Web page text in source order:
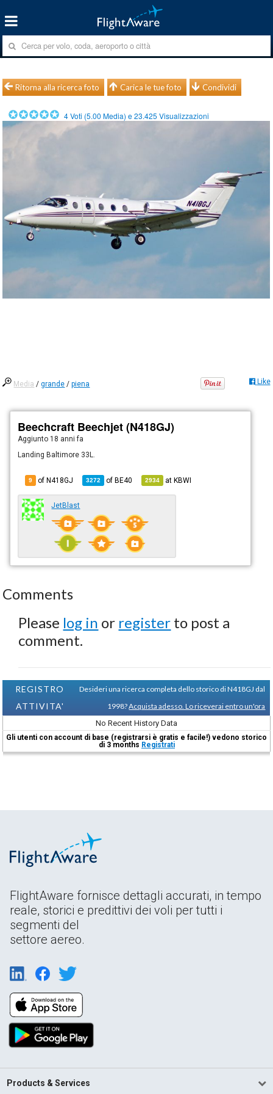
Ritorna alla ricerca foto Carica le tue foto Condividi
4Voti (5.00 Media) e23.425 Visualizzazioni
Media /grande /piena Like
Beechcraft Beechjet (N418GJ)
Aggiunto 18 anni fa
Landing Baltimore 33L.
9 of N418GJ 3272 ofBE40 2934 atKBWI
JetBlast
Comments
Please log in or register to post a
comment.
REGISTRO
ATTIVITA'
Desideri una ricerca completa dello storico di N418GJ dal
1998?Acquista adesso. Lo riceverai entro un'ora
No Recent History Data
Gli utenti con account di base (registrarsi è gratis e facile!) vedono storico
di 3 months Registrati
FlightAware fornisce dettagli accurati, in tempo
reale, storici e predittivi dei voli per tutti i
segmenti del
settore aereo.
Products & Services